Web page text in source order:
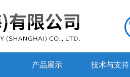
产品展示 技术与支持